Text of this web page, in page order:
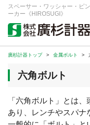
スペーサー・ワッシャー・ピ
ーカー《HIROSUGI》
キーワード 品番/シリーズ
商品カテゴリから探
シリーズから探す
廣杉計器トップ > 金属ボルト >
六角ボルト
「六角ボルト」とは
あり、レンチやスパナ